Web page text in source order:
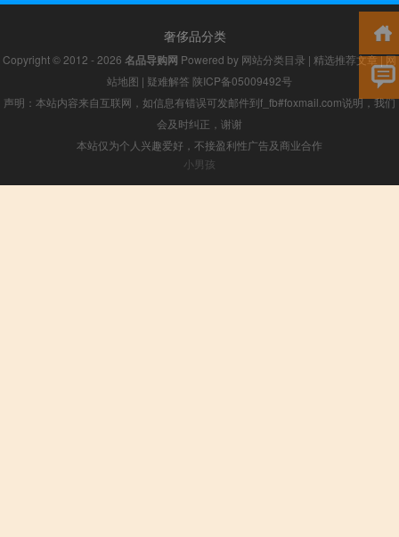
奢侈品分类
Copyright © 2012 - 2026 名品导购网 Powered by 网站分类目录 | 精选推荐文章|网
站地图 | 疑难解答 陕ICP备05009492号
声明：本站内容来自互联网，如信息有错误可发邮件到f_fb#foxmail.com说明，我们
会及时纠正，谢谢
本站仅为个人兴趣爱好，不接盈利性广告及商业合作
小男孩